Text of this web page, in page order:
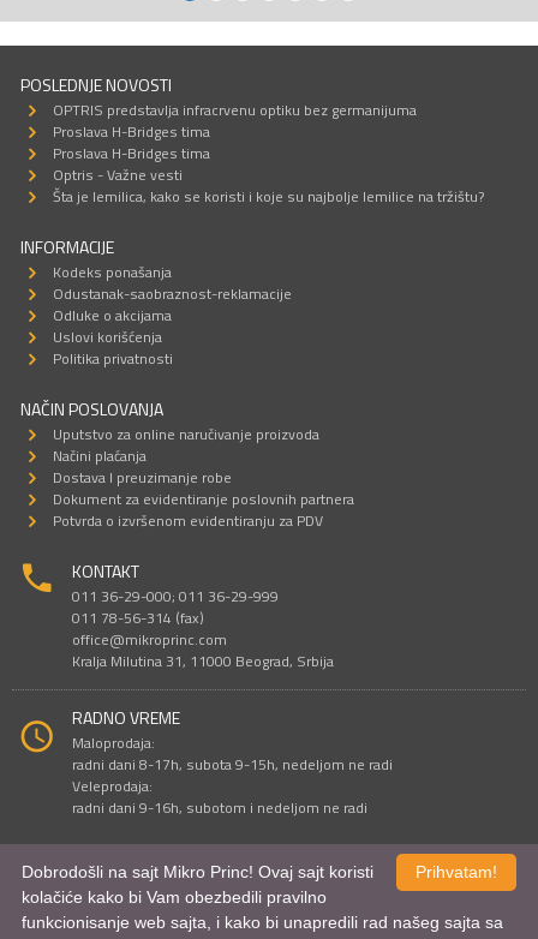
POSLEDNJE NOVOSTI
OPTRIS predstavlja infracrvenu optiku bez germanijuma
Proslava H-Bridges tima
Proslava H-Bridges tima
Optris - Važne vesti
Šta je lemilica, kako se koristi i koje su najbolje lemilice na tržištu?
INFORMACIJE
Kodeks ponašanja
Odustanak-saobraznost-reklamacije
Odluke o akcijama
Uslovi korišćenja
Politika privatnosti
NAČIN POSLOVANJA
Uputstvo za online naručivanje proizvoda
Načini plaćanja
Dostava I preuzimanje robe
Dokument za evidentiranje poslovnih partnera
Potvrda o izvršenom evidentiranju za PDV
KONTAKT
011 36-29-000; 011 36-29-999
011 78-56-314 (fax)
office@mikroprinc.com
Kralja Milutina 31, 11000 Beograd, Srbija
RADNO VREME
Maloprodaja:
radni dani 8-17h, subota 9-15h, nedeljom ne radi
Veleprodaja:
radni dani 9-16h, subotom i nedeljom ne radi
Sve cene su iskazane u dinarima. PDV je uračunat u cenu.
© Mikro Princ 1999 - 2026. Sva prava su zadržana.
Kreirao*nbgcreator |Izdrada Internet prodavnice, Izrada sajtai mobilnih
Prihvatam!
Dobrodošli na sajt Mikro Princ! Ovaj sajt koristi
kolačiće kako bi Vam obezbedili pravilno
funkcionisanje web sajta, i kako bi unapredili rad našeg sajta sa